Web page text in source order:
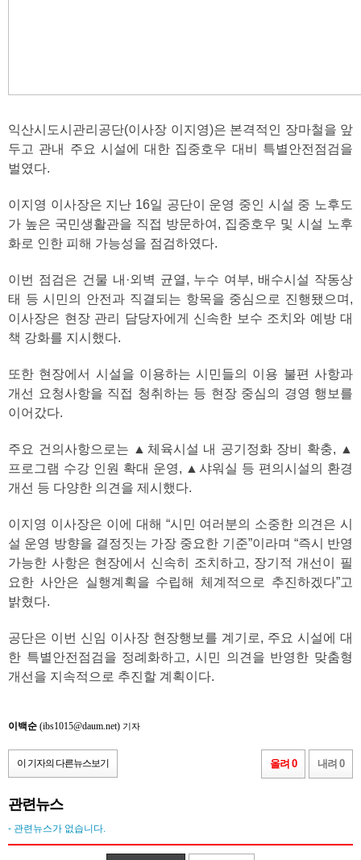
익산시도시관리공단(이사장 이지영)은 본격적인 장마철을 앞
두고 관내 주요 시설에 대한 집중호우 대비 특별안전점검을
벌였다.
이지영 이사장은 지난 16일 공단이 운영 중인 시설 중 노후도
가 높은 국민생활관을 직접 방문하여, 집중호우 및 시설 노후
화로 인한 피해 가능성을 점검하였다.
이번 점검은 건물 내·외벽 균열, 누수 여부, 배수시설 작동상
태 등 시민의 안전과 직결되는 항목을 중심으로 진행됐으며,
이사장은 현장 관리 담당자에게 신속한 보수 조치와 예방 대
책 강화를 지시했다.
또한 현장에서 시설을 이용하는 시민들의 이용 불편 사항과
개선 요청사항을 직접 청취하는 등 현장 중심의 경영 행보를
이어갔다.
주요 건의사항으로는 ▲체육시설 내 공기정화 장비 확충, ▲
프로그램 수강 인원 확대 운영, ▲샤워실 등 편의시설의 환경
개선 등 다양한 의견을 제시했다.
이지영 이사장은 이에 대해 “시민 여러분의 소중한 의견은 시
설 운영 방향을 결정짓는 가장 중요한 기준”이라며 “즉시 반영
가능한 사항은 현장에서 신속히 조치하고, 장기적 개선이 필
요한 사안은 실행계획을 수립해 체계적으로 추진하겠다”고
밝혔다.
공단은 이번 신임 이사장 현장행보를 계기로, 주요 시설에 대
한 특별안전점검을 정례화하고, 시민 의견을 반영한 맞춤형
개선을 지속적으로 추진할 계획이다.
이백순 (ibs1015@daum.net) 기자
이 기자의 다른뉴스보기 올려 0 내려 0
관련뉴스
- 관련뉴스가 없습니다.